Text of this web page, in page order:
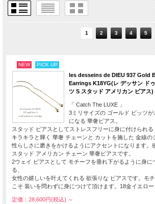
1 2 3 4 5
NEW PICK UP
les desseins de DIEU 937 Gold
Earrings K18YG(レ デッサン ド
ツ S スタッド アメリカン ピアス)
「 Catch The LUXE 」
3ミリサイズの ゴールド ビッツ
になる 華奢ピアス。
スタッド ピアスとしてストレスフリーに身に付けられる
キラキラと輝く 華奢 チェーンと カットを施した 金線の
性らしさに磨きをかけるようにアクセントになります。
スタッド アメリカン チェーン 華奢ピアスです。
2ウェイ ピアスとして モチーフを垂れ下がるように身に
る、
女性の嬉しいを叶えてくれる 欲張りな ピアスです。モ
こそ 装いを問わずに身につけて頂けます。18金イエロ
定価：28,600円(税込) ～